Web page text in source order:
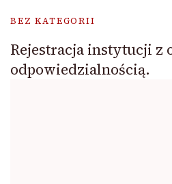
BEZ KATEGORII
Rejestracja instytucji z
odpowiedzialnością.